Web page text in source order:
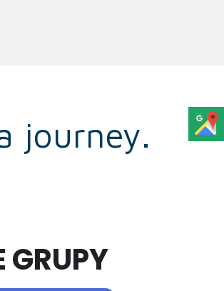
journey.
GRUPY